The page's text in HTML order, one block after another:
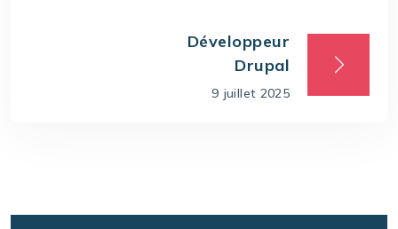
Développeur
Drupal
9 juillet 2025